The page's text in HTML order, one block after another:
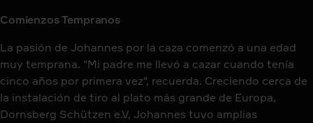
Comienzos Tempranos
La pasión de Johannes por la caza comenzó a una edad
muy temprana. "Mi padre me llevó a cazar cuando tenía
cinco años por primera vez", recuerda. Creciendo cerca de
la instalación de tiro al plato más grande de Europa,
Dornsberg Schützen e.V, Johannes tuvo amplias